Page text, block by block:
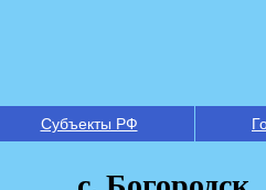
Субъекты РФ